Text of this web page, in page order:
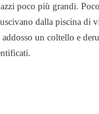
poco più grandi.
dalla piscina di
addosso un coltello e